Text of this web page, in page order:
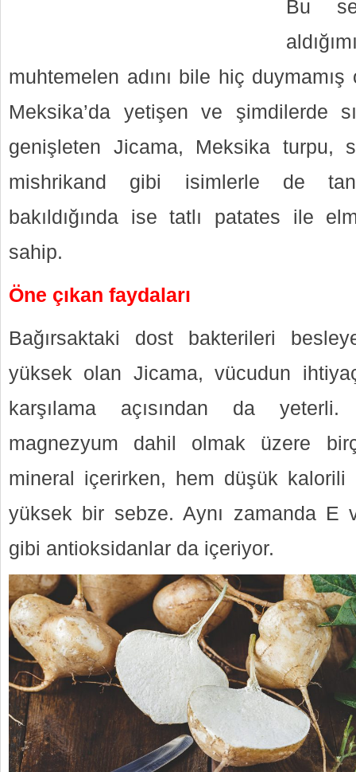
Bu
muhtemelen adını bile hiç
Meksika’da yetişen ve şimdilerde
genişleten Jicama, Meksika turpu,
mishrikand gibi isimlerle de
bakıldığında ise tatlı patates ile
sahip.
Öne çıkan faydaları
Bağırsaktaki dost bakterileri
yüksek olan Jicama, vücudun
karşılama açısından da
magnezyum dahil olmak üzere
mineral içerirken, hem düşük kalorili
yüksek bir sebze. Aynı zamanda E
gibi antioksidanlar da içeriyor.